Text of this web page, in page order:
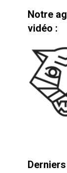
Notre
vidéo :